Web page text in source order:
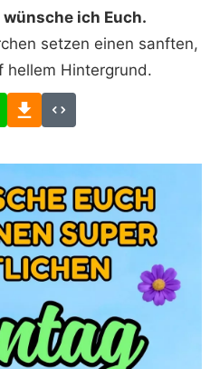
ich Euch.
setzen einen sanften,
hellem Hintergrund.